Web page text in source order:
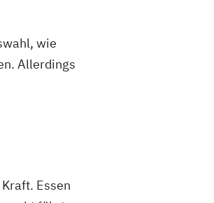
wie
Allerdings
Essen